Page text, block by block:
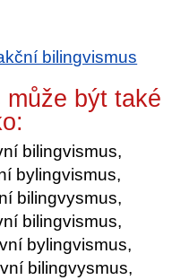
bilingvismus
být také
bilingvismus,
bylingvismus,
bilingvysmus,
bilingvismus,
bylingvismus,
bilingvysmus,